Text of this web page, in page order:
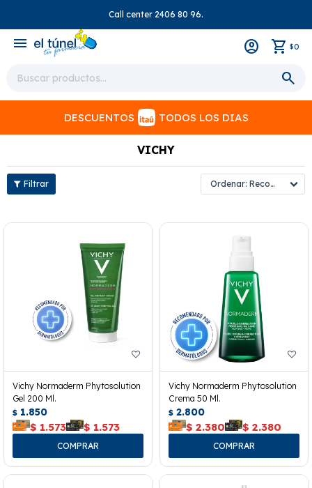
Call center 2406 80 96.
menu $0
DESCUENTOS TODOS LOS DIAS
VICHY
Recomendados
Vichy Normaderm Phytosolution
Gel 200 Ml.
$ 1.850
$ 1.573 $ 1.573
Vichy Normaderm Phytosolution
Crema 50 Ml.
$ 2.800
$ 2.380 $ 2.380
close